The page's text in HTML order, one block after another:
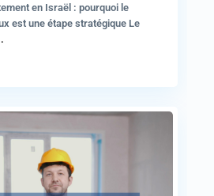
en Israël : pourquoi le
est une étape stratégique Le